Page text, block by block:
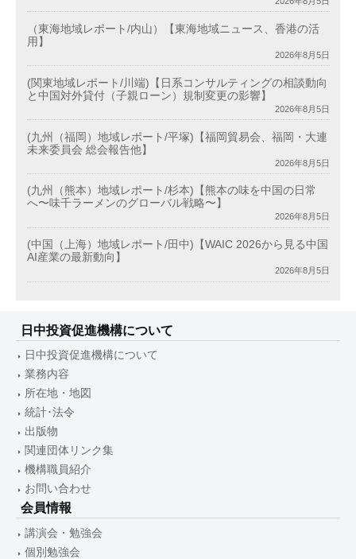
（東海地域レポート/内山）【東海地域ニュース、香港の活
用】
2026年8月5日
(関東地域レポート/川端)【日系コンサルティングの相談動向
と中国対外貸付（子親ローン）規制変更の影響】
2026年8月5日
(九州（福岡）地域レポート/平塚)【福岡貿易会、福岡・大連
未来委員会 総会報告他】
2026年8月5日
(九州（熊本）地域レポート/杉本)【熊本の味を中国の日常
へ〜味千ラーメンのグローバル戦略〜】
2026年8月5日
(中国（上海）地域レポート/田中)【WAIC 2026から見る中国
AI産業の最新動向】
2026年8月5日
日中投資促進機構について
日中投資促進機構について
業務内容
所在地・地図
統計･法令
出版物
関連団体リンク集
機構職員紹介
お問い合わせ
会員情報
講演会・勉強会
個別勉強会